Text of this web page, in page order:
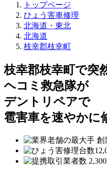
トップページ
ひょう害車修理
北海道・東北
北海道
枝幸郡枝幸町
枝幸郡枝幸町で突
ヘコミ救急隊が
デントリペアで
雹害車を速やかに